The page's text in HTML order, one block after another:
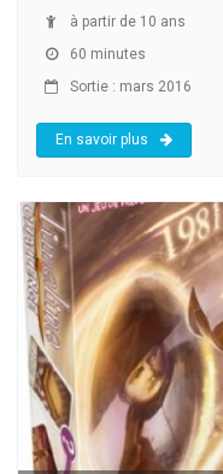
à partir de 10 ans
60 minutes
Sortie : mars 2016
En savoir plus